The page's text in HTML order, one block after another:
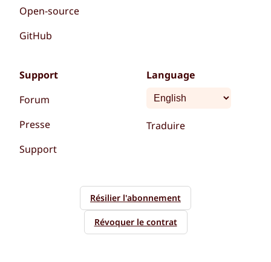
Open-source
GitHub
Support
Forum
Presse
Support
Language
Traduire
Résilier l'abonnement
Révoquer le contrat